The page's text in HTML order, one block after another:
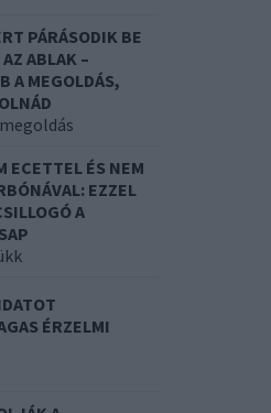
PÁRÁSODIK BE
ABLAK –
A MEGOLDÁS,
ECETTEL ÉS NEM
EZZEL
A
ÉRZELMI